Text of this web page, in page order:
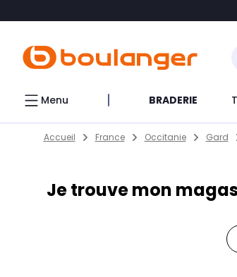
Menu BRADERIE
Skip to content
Return to Nav
Accueil France Occitanie Gard
Je trouve mon